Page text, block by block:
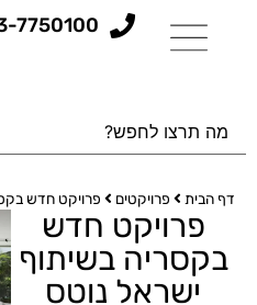
7750100
דף הבית פרויקטים פרויקט חדש
פרויקט חדש
בקסריה בשיתוף
ישראל נוטס